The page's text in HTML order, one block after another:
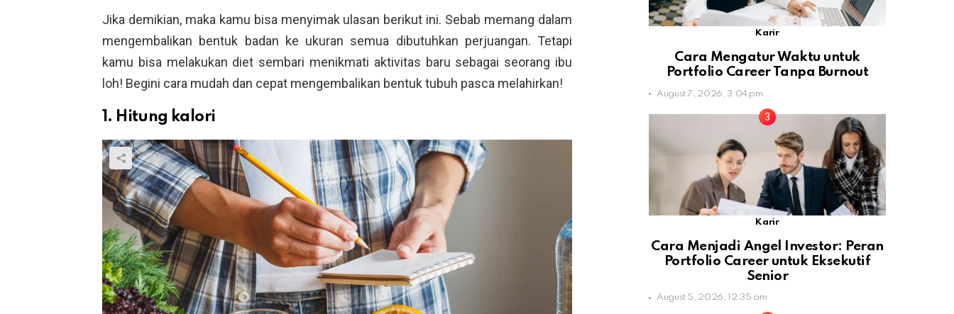
Jika demikian, maka kamu bisa menyimak ulasan berikut ini. Sebab memang dalam
mengembalikan bentuk badan ke ukuran semua dibutuhkan perjuangan. Tetapi
kamu bisa melakukan diet sembari menikmati aktivitas baru sebagai seorang ibu
loh! Begini cara mudah dan cepat mengembalikan bentuk tubuh pasca melahirkan!
1. Hitung kalori
Karir
Cara Mengatur Waktu untuk
Portfolio Career Tanpa Burnout
August 7, 2026, 3:04 pm
Karir
Cara Menjadi Angel Investor: Peran
Portfolio Career untuk Eksekutif
Senior
August 5, 2026, 12:35 am